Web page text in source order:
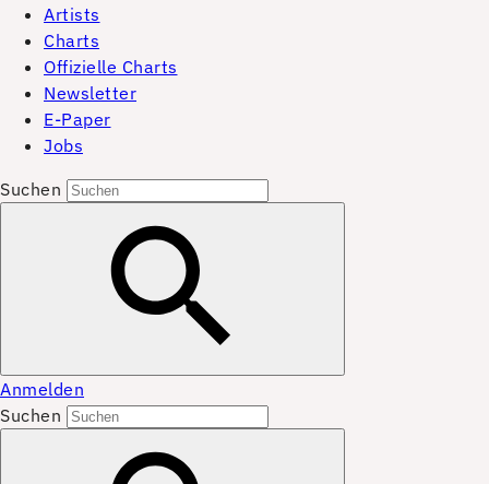
Artists
Charts
Offizielle Charts
Newsletter
E-Paper
Jobs
Suchen
Anmelden
Suchen